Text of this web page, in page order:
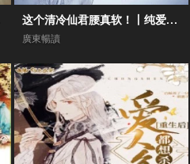
这个清冷仙君腰真软！丨纯爱向丨双男主丨修仙前世今生丨追妻甜宠
廣東暢讀